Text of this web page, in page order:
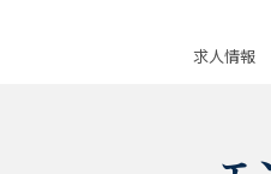
求人情報